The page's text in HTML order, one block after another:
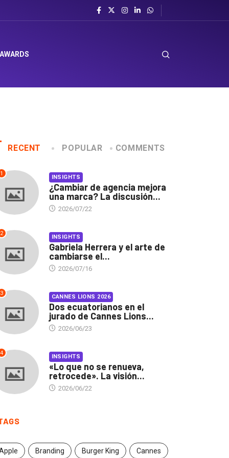
INSIGHTS CANNES LIONS 2026
RECENT POPULAR COMMENTS
1 INSIGHTS
¿Cambiar de agencia mejora
una marca? La discusión...
2026/07/22
2 INSIGHTS
Gabriela Herrera y el arte de
cambiarse el...
2026/07/16
3 CANNES LIONS 2026
Dos ecuatorianos en el
jurado de Cannes Lions...
2026/06/23
4 INSIGHTS
«Lo que no se renueva,
retrocede». La visión...
2026/06/22
Branding Burger King Cannes